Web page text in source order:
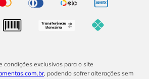
condições exclusivos para o site
, podendo sofrer alterações sem